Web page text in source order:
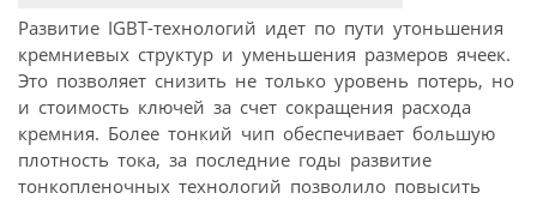
Развитие IGBT-технологий идет по пути утоньшения
кремниевых структур и уменьшения размеров ячеек.
Это позволяет снизить не только уровень потерь, но
и стоимость ключей за счет сокращения расхода
кремния. Более тонкий чип обеспечивает большую
плотность тока, за последние годы развитие
тонкопленочных технологий позволило повысить